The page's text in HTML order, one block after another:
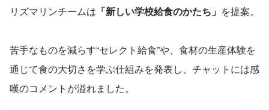
リズマリンチームは 「新しい学校給食のかたち」 を提案。
苦手なものを減らす“セレクト給食”や、食材の生産体験を
通じて食の大切さを学ぶ仕組みを発表し、チャットには感
嘆のコメントが溢れました。